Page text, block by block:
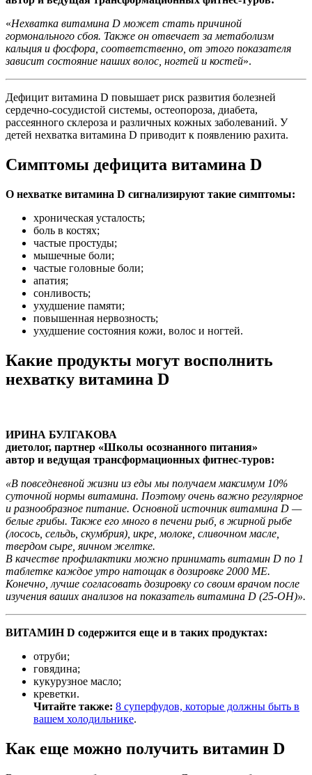
«Нехватка витамина D может стать причиной
гормонального сбоя. Также он отвечает за метаболизм
кальция и фосфора, соответственно, от этого показателя
зависит состояние наших волос, ногтей и костей».
Дефицит витамина D повышает риск развития болезней
сердечно-сосудистой системы, остеопороза, диабета,
рассеянного склероза и различных кожных заболеваний. У
детей нехватка витамина D приводит к появлению рахита.
Симптомы дефицита витамина D
О нехватке витамина D сигнализируют такие симптомы:
хроническая усталость;
боль в костях;
частые простуды;
мышечные боли;
частые головные боли;
апатия;
сонливость;
ухудшение памяти;
повышенная нервозность;
ухудшение состояния кожи, волос и ногтей.
Какие продукты могут восполнить
нехватку витамина D
ИРИНА БУЛГАКОВА
диетолог, партнер «Школы осознанного питания»
автор и ведущая трансформационных фитнес-туров:
«В повседневной жизни из еды мы получаем максимум 10%
суточной нормы витамина. Поэтому очень важно регулярное
и разнообразное питание. Основной источник витамина D —
белые грибы. Также его много в печени рыб, в жирной рыбе
(лосось, сельдь, скумбрия), икре, молоке, сливочном масле,
твердом сыре, яичном желтке.
В качестве профилактики можно принимать витамин D по 1
таблетке каждое утро натощак в дозировке 2000 МЕ.
Конечно, лучше согласовать дозировку со своим врачом после
изучения ваших анализов на показатель витамина D (25-OH)».
ВИТАМИН D содержится еще и в таких продуктах:
отруби;
говядина;
кукурузное масло;
креветки.
Читайте также: 8 суперфудов, которые должны быть в
вашем холодильнике.
Как еще можно получить витамин D